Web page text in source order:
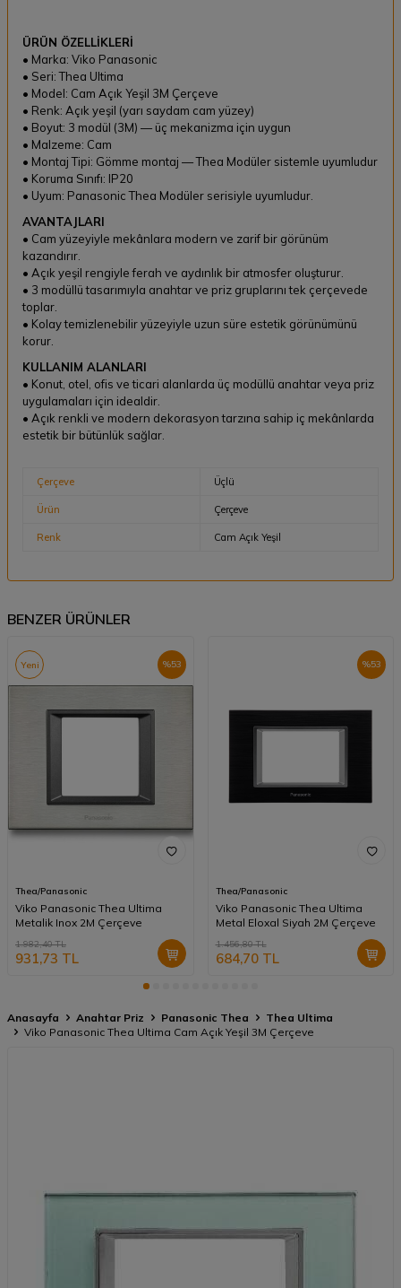
ÜRÜN ÖZELLİKLERİ
• Marka: Viko Panasonic
• Seri: Thea Ultima
• Model: Cam Açık Yeşil 3M Çerçeve
• Renk: Açık yeşil (yarı saydam cam yüzey)
• Boyut: 3 modül (3M) — üç mekanizma için uygun
• Malzeme: Cam
• Montaj Tipi: Gömme montaj — Thea Modüler sistemle uyumludur
• Koruma Sınıfı: IP20
• Uyum: Panasonic Thea Modüler serisiyle uyumludur.
AVANTAJLARI
• Cam yüzeyiyle mekânlara modern ve zarif bir görünüm
kazandırır.
• Açık yeşil rengiyle ferah ve aydınlık bir atmosfer oluşturur.
• 3 modüllü tasarımıyla anahtar ve priz gruplarını tek çerçevede
toplar.
• Kolay temizlenebilir yüzeyiyle uzun süre estetik görünümünü
korur.
KULLANIM ALANLARI
• Konut, otel, ofis ve ticari alanlarda üç modüllü anahtar veya priz
uygulamaları için idealdir.
• Açık renkli ve modern dekorasyon tarzına sahip iç mekânlarda
estetik bir bütünlük sağlar.
Çerçeve Üçlü
Ürün Çerçeve
Renk Cam Açık Yeşil
BENZER ÜRÜNLER
%53
Yeni
Thea/Panasonic
Viko Panasonic Thea Ultima
Metalik Inox 2M Çerçeve
1.982,40TL
931,73 TL
%53
Thea/Panasonic
Viko Panasonic Thea Ultima
Metal Eloxal Siyah 2M Çerçeve
1.456,80TL
684,70TL
Anasayfa Anahtar Priz Panasonic Thea
Thea Ultima
Viko Panasonic Thea Ultima Cam Açık Yeşil 3M Çerçeve